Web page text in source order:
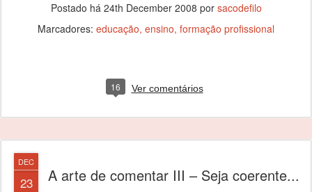
Postado há 24th December 2008 por sacodefilo
Marcadores: educação ensino formação profissional
16 Ver comentários
DEC
23 A arte de comentar III – Seja coerente...